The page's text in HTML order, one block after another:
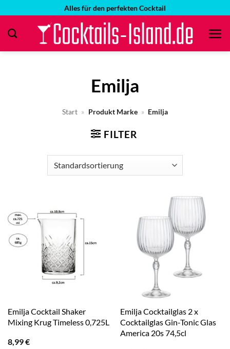
springen
Alles für den perfekten Cocktail
Emilja
Start » Produkt Marke » Emilja
FILTER
Emilja Cocktail Shaker
Mixing Krug Timeless 0,725L
8,99€
Emilja Cocktailglas 2 x
Cocktailglas Gin-Tonic Glas
America 20s 74,5cl